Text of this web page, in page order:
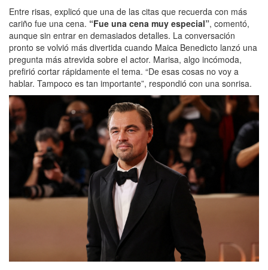
Entre risas, explicó que una de las citas que recuerda con más
cariño fue una cena. “Fue una cena muy especial”, comentó,
aunque sin entrar en demasiados detalles. La conversación
pronto se volvió más divertida cuando Maica Benedicto lanzó una
pregunta más atrevida sobre el actor. Marisa, algo incómoda,
prefirió cortar rápidamente el tema. “De esas cosas no voy a
hablar. Tampoco es tan importante”, respondió con una sonrisa.